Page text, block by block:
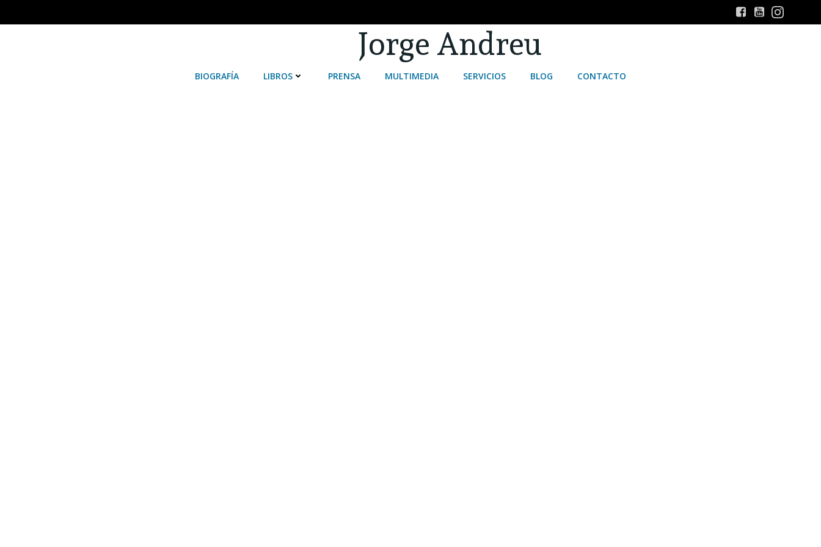
Jorge Andreu
BIOGRAFÍA LIBROS PRENSA MULTIMEDIA SERVICIOS BLOG CONTACTO